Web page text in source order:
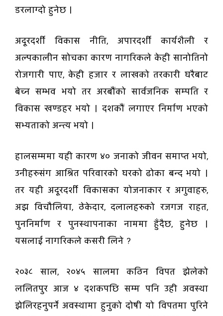
डरलाग्दो हुनेछ ।
अदूरदर्शी विकास नीति, अपारदर्शी कार्यशैली र
अल्पकालीन सोचका कारण नागरिकले केही सानोतिनो
रोजगारी पाए, केही हजार र लाखको तरकारी घरैबाट
बेच्न सम्भव भयो तर अरबौंको सार्वजनिक सम्पति र
विकास खण्डहर भयो । दशकौं लगाएर निर्माण भएको
सभ्यताको अन्त्य भयो ।
हालसम्ममा यही कारण ४० जनाको जीवन समाप्त भयो,
उनीहरुसंग आश्रित परिवारको घरको ढोका बन्द भयो ।
तर यही अदूरदर्शी विकासका योजनाकार र अगुवाहरु,
अझ विचौलिया, ठेकेदार, दलालहरुको रजगज राहत,
पुननिर्माण र पुनस्थापनाका नाममा हुँदैछ, हुनेछ ।
यसलाई नागरिकले कसरी लिने ?
२०३८ साल, २०४५ सालमा कठिन विपत झेलेको
ललितपुर आज ४ दशकपछि सम्म पनि उही अवस्था
झेलिरहनुपर्ने अवस्थामा हुनुको दोषी यो विपतमा पुरिने